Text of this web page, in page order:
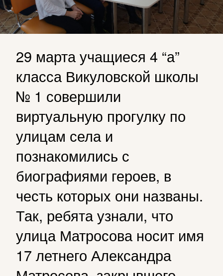
29 марта учащиеся 4 “а”
класса Викуловской школы
№ 1 совершили
виртуальную прогулку по
улицам села и
познакомились с
биографиями героев, в
честь которых они названы.
Так, ребята узнали, что
улица Матросова носит имя
17 летнего Александра